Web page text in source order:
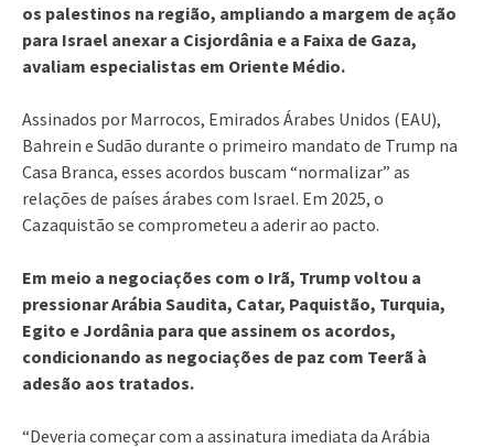
os palestinos na região, ampliando a margem de ação
para Israel anexar a Cisjordânia e a Faixa de Gaza,
avaliam especialistas em Oriente Médio.
Assinados por Marrocos, Emirados Árabes Unidos (EAU),
Bahrein e Sudão durante o primeiro mandato de Trump na
Casa Branca, esses acordos buscam “normalizar” as
relações de países árabes com Israel. Em 2025, o
Cazaquistão se comprometeu a aderir ao pacto.
Em meio a negociações com o Irã, Trump voltou a
pressionar Arábia Saudita, Catar, Paquistão, Turquia,
Egito e Jordânia para que assinem os acordos,
condicionando as negociações de paz com Teerã à
adesão aos tratados.
“Deveria começar com a assinatura imediata da Arábia